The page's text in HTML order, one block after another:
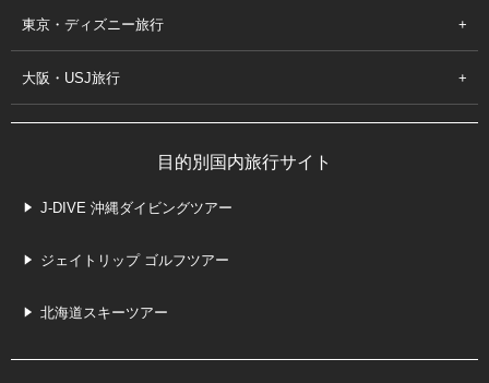
東京・ディズニー旅行
大阪・USJ旅行
目的別国内旅行サイト
J-DIVE 沖縄ダイビングツアー
ジェイトリップ ゴルフツアー
北海道スキーツアー